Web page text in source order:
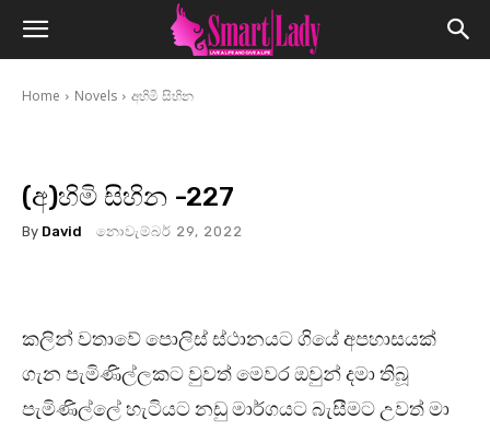
Home Novels අහිමි සිහින
(අ)හිමි සිහින -227
By David නොවැම්බර් 29, 2022
කලින් වතාවේ පොලිස් ස්ථානයට ගියේ අපහාසයක්
ගැන පැමිණිල්ලකට වුවත් මෙවර ඔවුන් දමා තිබූ
පැමිණිල්ලේ හැටියට නඩු මාර්ගයට බැසීමට උවත් මා